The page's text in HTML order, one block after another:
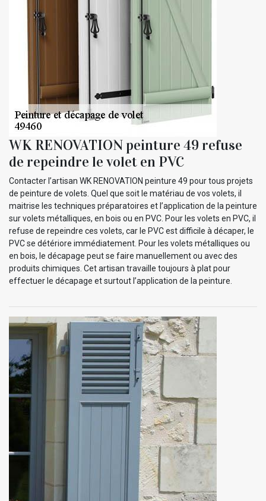
WK RENOVATION peinture 49 refuse
de repeindre le volet en PVC
Contacter l’artisan WK RENOVATION peinture 49 pour tous projets
de peinture de volets. Quel que soit le matériau de vos volets, il
maitrise les techniques préparatoires et l’application de la peinture
sur volets métalliques, en bois ou en PVC. Pour les volets en PVC, il
refuse de repeindre ces volets, car le PVC est difficile à décaper, le
PVC se détériore immédiatement. Pour les volets métalliques ou
en bois, le décapage peut se faire manuellement ou avec des
produits chimiques. Cet artisan travaille toujours à plat pour
effectuer le décapage et surtout l’application de la peinture.